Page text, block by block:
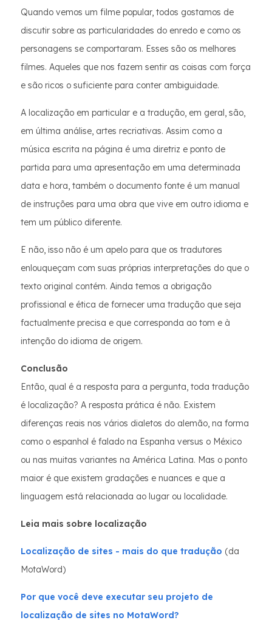
Quando vemos um filme popular, todos gostamos de
discutir sobre as particularidades do enredo e como os
personagens se comportaram. Esses são os melhores
filmes. Aqueles que nos fazem sentir as coisas com força
e são ricos o suficiente para conter ambiguidade.
A localização em particular e a tradução, em geral, são,
em última análise, artes recriativas. Assim como a
música escrita na página é uma diretriz e ponto de
partida para uma apresentação em uma determinada
data e hora, também o documento fonte é um manual
de instruções para uma obra que vive em outro idioma e
tem um público diferente.
E não, isso não é um apelo para que os tradutores
enlouqueçam com suas próprias interpretações do que o
texto original contém. Ainda temos a obrigação
profissional e ética de fornecer uma tradução que seja
factualmente precisa e que corresponda ao tom e à
intenção do idioma de origem.
Conclusão
Então, qual é a resposta para a pergunta, toda tradução
é localização? A resposta prática é não. Existem
diferenças reais nos vários dialetos do alemão, na forma
como o espanhol é falado na Espanha versus o México
ou nas muitas variantes na América Latina. Mas o ponto
maior é que existem gradações e nuances e que a
linguagem está relacionada ao lugar ou localidade.
Leia mais sobre localização
Localização de sites - mais do que tradução (da
MotaWord)
Por que você deve executar seu projeto de
localização de sites no MotaWord?